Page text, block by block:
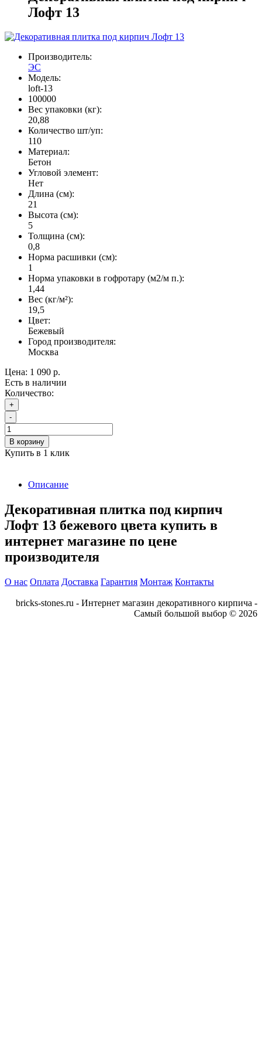
Лофт 13
Производитель:
ЭС
Модель:
loft-13
100000
Вес упаковки (кг):
20,88
Количество шт/уп:
110
Материал:
Бетон
Угловой элемент:
Нет
Длина (см):
21
Высота (см):
5
Толщина (см):
0,8
Норма расшивки (см):
1
Норма упаковки в гофротару (м2/м п.):
1,44
Вес (кг/м²):
19,5
Цвет:
Бежевый
Город производителя:
Москва
Цена: 1 090 р.
Есть в наличии
Количество:
+
-
В корзину
Купить в 1 клик
Описание
Декоративная плитка под кирпич
Лофт 13 бежевого цвета купить в
интернет магазине по цене
производителя
О нас Оплата Доставка Гарантия Монтаж Контакты
bricks-stones.ru - Интернет магазин декоративного кирпича -
Самый большой выбор © 2026